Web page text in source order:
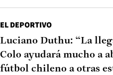
EL DEPORTIVO
Luciano Duthu: “La
Colo ayudará mucho a
fútbol chileno a otras